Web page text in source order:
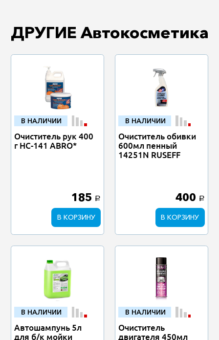
ДРУГИЕ Автокосметика
В НАЛИЧИИ
Очиститель рук 400
г HC-141 ABRO*
185 a
В КОРЗИНУ
В НАЛИЧИИ
Очиститель обивки
600мл пенный
14251N RUSEFF
400 a
В КОРЗИНУ
В НАЛИЧИИ
Автошампунь 5л
для б/к мойки
В НАЛИЧИИ
Очиститель
двигателя 450мл